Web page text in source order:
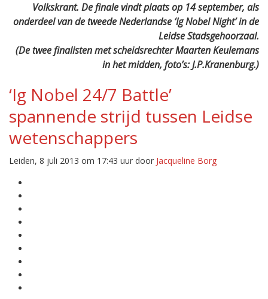
Volkskrant. De finale vindt plaats op 14 september, als
onderdeel van de tweede Nederlandse ‘Ig Nobel Night’ in de
Leidse Stadsgehoorzaal.
(De twee finalisten met scheidsrechter Maarten Keulemans
in het midden, foto’s: J.P.Kranenburg.)
‘Ig Nobel 24/7 Battle’
spannende strijd tussen Leidse
wetenschappers
Leiden, 8 juli 2013 om 17:43 uur door Jacqueline Borg